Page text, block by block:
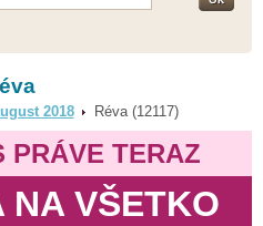
2018 Réva (12117)
PRÁVE TERAZ
NA VŠETKO